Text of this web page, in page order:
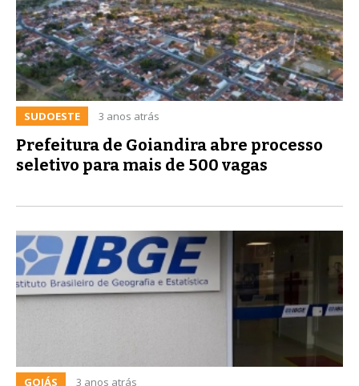
SUDOESTE 3 anos atrás
Prefeitura de Goiandira abre processo
seletivo para mais de 500 vagas
GOIÁS 3 anos atrás